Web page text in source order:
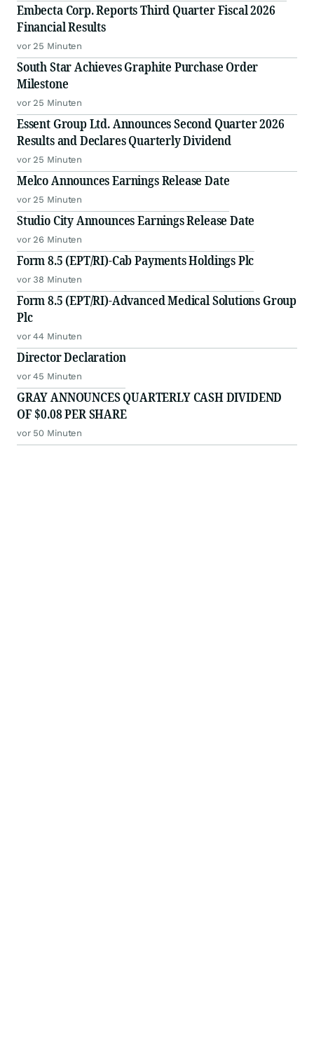
Embecta Corp. Reports Third Quarter Fiscal 2026
Financial Results
vor 25 Minuten
South Star Achieves Graphite Purchase Order
Milestone
vor 25 Minuten
Essent Group Ltd. Announces Second Quarter 2026
Results and Declares Quarterly Dividend
vor 25 Minuten
Melco Announces Earnings Release Date
vor 25 Minuten
Studio City Announces Earnings Release Date
vor 26 Minuten
Form 8.5 (EPT/RI)-Cab Payments Holdings Plc
vor 38 Minuten
Form 8.5 (EPT/RI)-Advanced Medical Solutions Group
Plc
vor 44 Minuten
Director Declaration
vor 45 Minuten
GRAY ANNOUNCES QUARTERLY CASH DIVIDEND
OF $0.08 PER SHARE
vor 50 Minuten